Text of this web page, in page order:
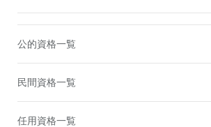
公的資格一覧
民間資格一覧
任用資格一覧